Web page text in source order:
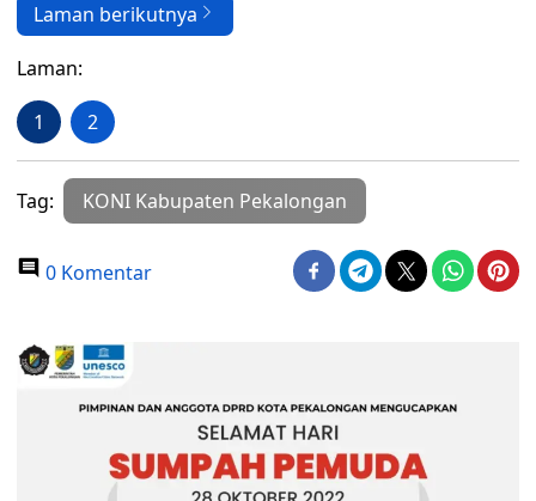
Laman berikutnya
Laman:
1 2
Tag: KONI Kabupaten Pekalongan
0 Komentar